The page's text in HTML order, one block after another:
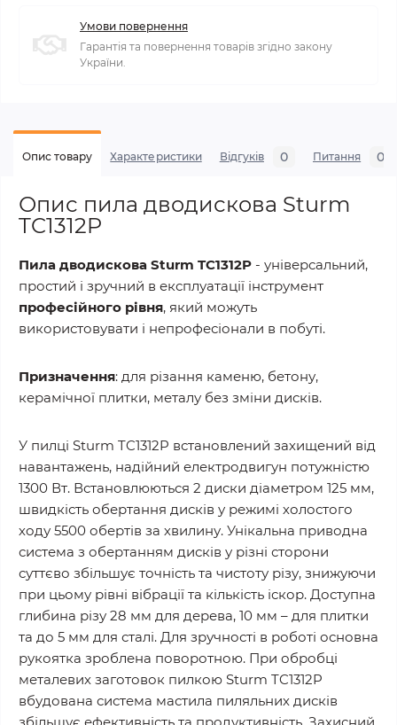
Умови повернення
Гарантія та повернення товарів згідно закону
України.
Опис товару Характеристики Відгуків 0 Питання 0
Опис пила дводискова Sturm
TC1312P
Пила дводискова Sturm TC1312P - універсальний,
простий і зручний в експлуатації інструмент
професійного рівня, який можуть
використовувати і непрофесіонали в побуті.
Призначення: для різання каменю, бетону,
керамічної плитки, металу без зміни дисків.
У пилці Sturm TC1312P встановлений захищений від
навантажень, надійний електродвигун потужністю
1300 Вт. Встановлюються 2 диски діаметром 125 мм,
швидкість обертання дисків у режимі холостого
ходу 5500 обертів за хвилину. Унікальна приводна
система з обертанням дисків у різні сторони
суттєво збільшує точність та чистоту різу, знижуючи
при цьому рівні вібрації та кількість іскор. Доступна
глибина різу 28 мм для дерева, 10 мм – для плитки
та до 5 мм для сталі. Для зручності в роботі основна
рукоятка зроблена поворотною. При обробці
металевих заготовок пилкою Sturm TC1312P
вбудована система мастила пиляльних дисків